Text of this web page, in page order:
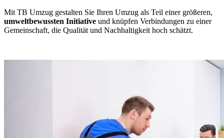
Mit TB Umzug gestalten Sie Ihren Umzug als Teil einer größeren,
umweltbewussten Initiative und knüpfen Verbindungen zu einer
Gemeinschaft, die Qualität und Nachhaltigkeit hoch schätzt.